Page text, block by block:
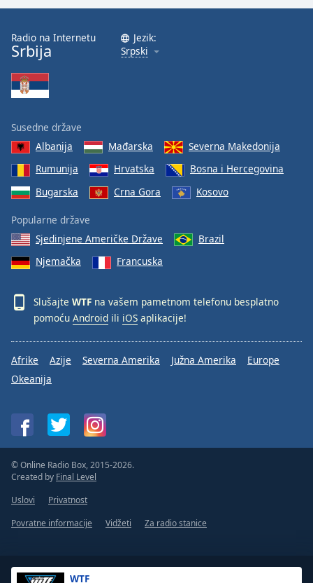
WTF
Radio na Internetu
Srbija
Jezik:
Srpski
Susedne države
Albanija
Mađarska
Severna Makedonija
Rumunija
Hrvatska
Bosna i Hercegovina
Bugarska
Crna Gora Kosovo
Popularne države
Sjedinjene Američke Države
Brazil
Njemačka
Francuska
Slušajte WTF na vašem pametnom telefonu besplatno
pomoću Android ili iOS aplikacije!
Afrike Azije Severna Amerika Južna Amerika
Europe
Okeanija
© Online Radio Box, 2015-2026.
Created by Final Level
Uslovi
Privatnost
Povratne informacije
Vidžeti Za radio stanice